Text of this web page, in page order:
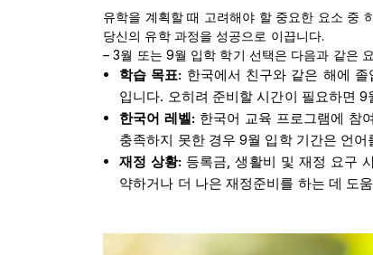
유학을 계획할 때 고려해야 할 중요한 요소 중
당신의 유학 과정을 성공으로 이끕니다.
– 3월 또는 9월 입학 학기 선택은 다음과 같은
학습 목표: 한국에서 친구와 같은 해에
입니다. 오히려 준비할 시간이 필요하면
한국어 레벨: 한국어 교육 프로그램에 참
충족하지 못한 경우 9월 입학 기간은 언
재정 상황: 등록금, 생활비 및 재정 요구
약하거나 더 나은 재정준비를 하는 데 도